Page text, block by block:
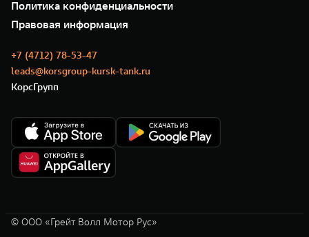
Нулевое ТО
Моторные масла
GWM ТЕХ ДЕНЬ
Новости
Политика конфиденциальности
Правовая информация
+7 (4712) 78-53-47
leads@korsgroup-kursk-tank.ru
КорсГрупп
© ООО «Грейт Волл Мотор Рус»